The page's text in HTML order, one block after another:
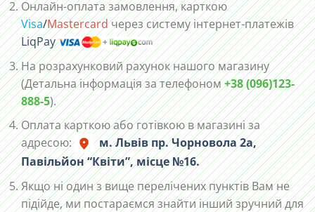
Онлайн-оплата замовлення, карткою
Visa/Mastercardчерез систему інтернет-платежів
LiqPay
На розрахунковий рахунок нашого магазину
(Детальна інформація за телефоном+38 (096)123-
888-5).
Оплата карткою або готівкою в магазині за
адресою:
м. Львів пр. Чорновола 2а,
Павільйон “Квіти”, місце №16.
Якщо ні один з вище перелічених пунктів Вам не
підійде, ми постараємся знайти інший зручний для